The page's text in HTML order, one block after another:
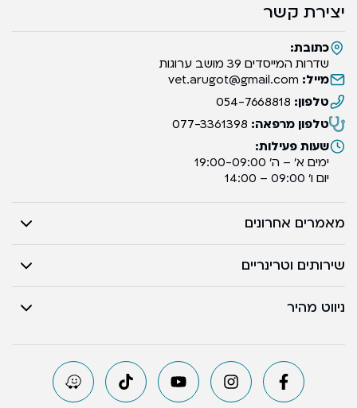
יצירת קשר
כתובת:
שדרות המייסדים 39 מושב ערוגות
מייל: vet.arugot@gmail.com
טלפון: 054-7668818
טלפון מרפאה: 077-3361398
שעות פעילות:
ימים א’ – ה’ 19:00-09:00
יום ו’ 09:00 – 14:00
מאמרים אחרונים
שירותים וטרינריים
ניווט מהיר